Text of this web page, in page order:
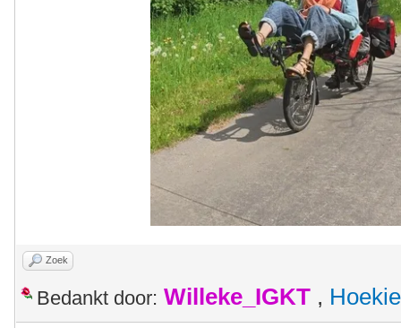
Zoek
Bedankt door: Willeke_IGKT , Hoekie